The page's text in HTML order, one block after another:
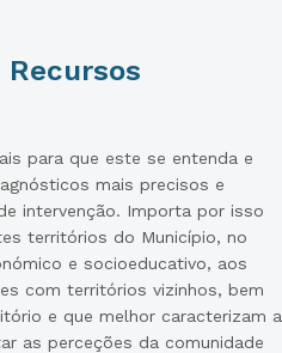
para que este se entenda e
mais precisos e
intervenção. Importa por isso
territórios do Município, no
e socioeducativo, aos
com territórios vizinhos, bem
e que melhor caracterizam a
as perceções da comunidade